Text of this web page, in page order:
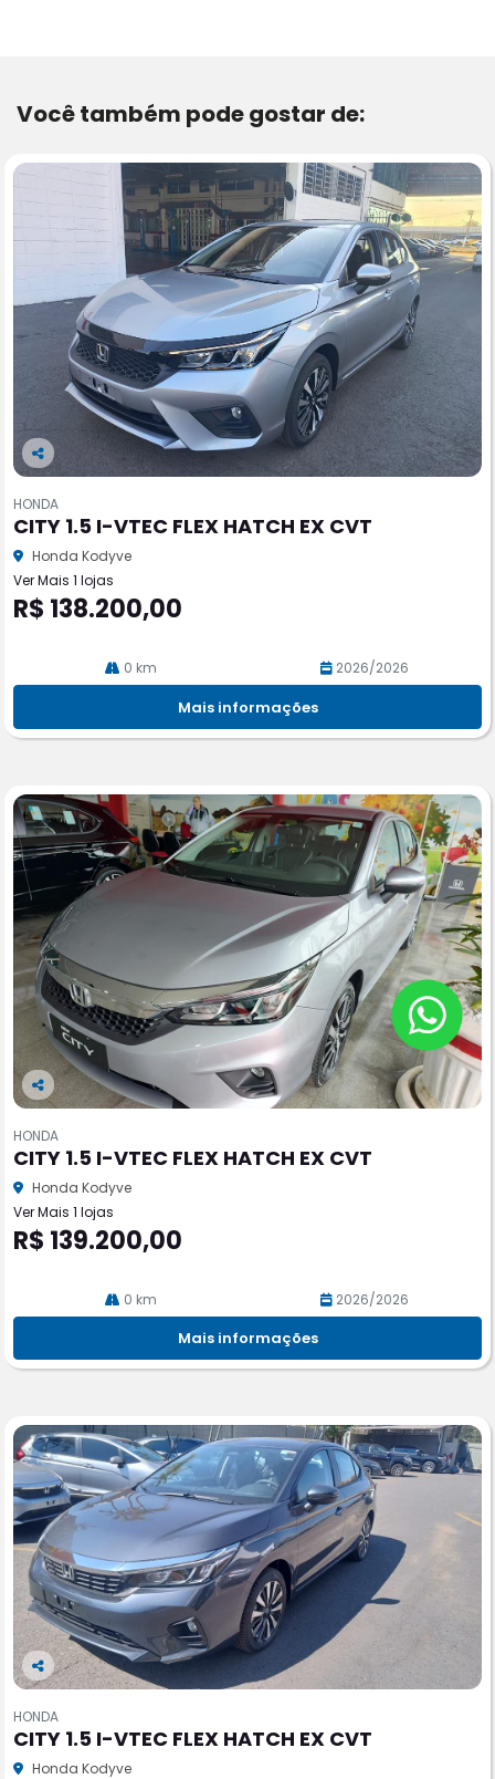
Você também pode gostar de:
Co
pa
rtil
he
HONDA
CITY 1.5 I-VTEC FLEX HATCH EX CVT
Honda Kodyve
Ver Mais 1 lojas
R$ 138.200,00
0 km 2026/2026
Mais informações
Co
pa
rtil
he
HONDA
CITY 1.5 I-VTEC FLEX HATCH EX CVT
Honda Kodyve
Ver Mais 1 lojas
R$ 139.200,00
0 km 2026/2026
Mais informações
Co
pa
rtil
he
HONDA
CITY 1.5 I-VTEC FLEX HATCH EX CVT
Honda Kodyve